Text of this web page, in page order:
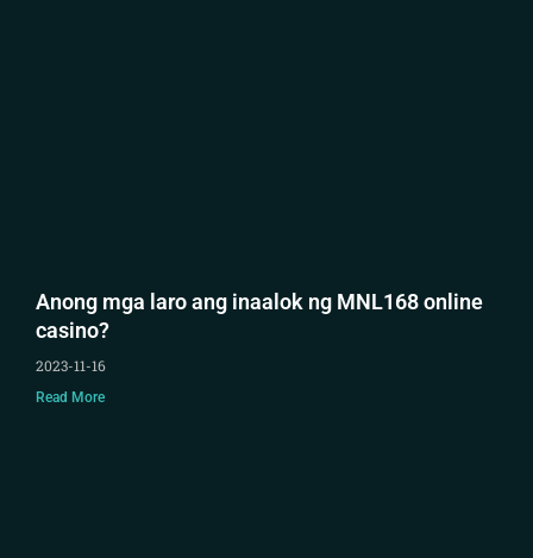
Anong mga laro ang inaalok ng MNL168 online
casino?
2023-11-16
Read More